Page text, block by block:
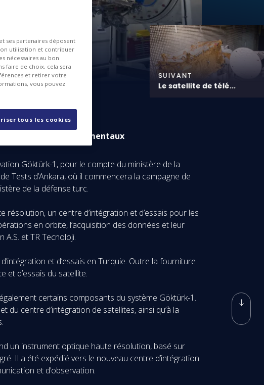
SUIVANT
Le satellite de télé...
de tests environnementaux
Göktürk-1, pour le compte du ministère de la
Tests d’Ankara, où il commencera la campagne de
de la défense turc.
un centre d’intégration et d’essais pour les
en orbite, l’acquisition des données et leur
A.S. et TR Tecnoloji.
et d’essais en Turquie. Outre la fourniture
et d’essais du satellite.
certains composants du système Göktürk-1.
centre d’intégration de satellites, ainsi qu’à la
un instrument optique haute résolution, basé sur
Il a été expédié vers le nouveau centre d’intégration
et d’observation.
ses partenaires déposent
utilisation et contribuer
nécessaires au bon
faire de choix, cela sera
et retirer votre
vous pouvez
tous les cookies